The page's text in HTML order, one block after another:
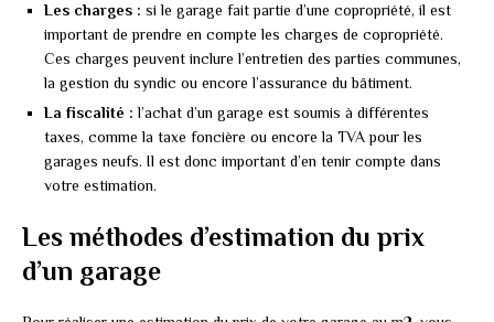
Les charges : si le garage fait partie d’une copropriété, il est
important de prendre en compte les charges de copropriété.
Ces charges peuvent inclure l’entretien des parties communes,
la gestion du syndic ou encore l’assurance du bâtiment.
La fiscalité : l’achat d’un garage est soumis à différentes
taxes, comme la taxe foncière ou encore la TVA pour les
garages neufs. Il est donc important d’en tenir compte dans
votre estimation.
Les méthodes d’estimation du prix
d’un garage